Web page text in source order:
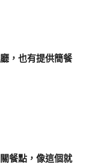
，也有提供簡餐
餐點，像這個就